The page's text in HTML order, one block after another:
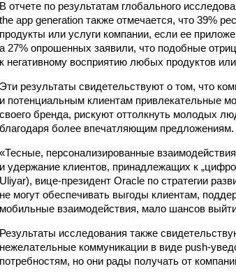
В отчете по результатам глобального
the app generation также отмечается, что 39%
продукты или услуги компании, если ее
а 27% опрошенных заявили, что подобные
к негативному восприятию любых продуктов
Эти результаты свидетельствуют о том, что
и потенциальным клиентам привлекательные
своего бренда, рискуют оттолкнуть молодых
благодаря более впечатляющим предложениям.
«Тесные, персонализированные
и удержание клиентов, принадлежащих к
Uliyar), вице-президент Oracle по стратегии
не могут обеспечивать выгоды клиентам,
мобильные взаимодействия, мало шансов
Результаты исследования также
нежелательные коммуникации в виде push-
потребностям, но они рады получать от